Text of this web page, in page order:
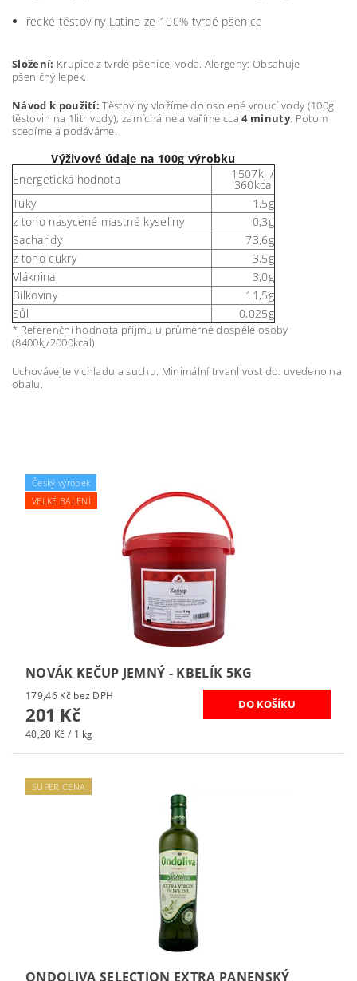
řecké těstoviny Latino ze 100% tvrdé pšenice
Složení: Krupice z tvrdé pšenice, voda. Alergeny: Obsahuje
pšeničný lepek.
Návod k použití: Těstoviny vložíme do osolené vroucí vody (100g
těstovin na 1litr vody), zamícháme a vaříme cca4 minuty. Potom
scedíme a podáváme.
Výživové údaje na 100g výrobku
Energetická hodnota
1507kJ /
360kcal
Tuky
1,5g
z toho nasycené mastné kyseliny
0,3g
Sacharidy
73,6g
z toho cukry
3,5g
Vláknina
3,0g
Bílkoviny
11,5g
Sůl
0,025g
* Referenční hodnota příjmu u průměrné dospělé osoby
(8400kJ/2000kcal)
Uchovávejte v chladu a suchu. Minimální trvanlivost do: uvedeno na
obalu.
Český výrobek
VELKÉ BALENÍ
NOVÁK KEČUP JEMNÝ - KBELÍK 5KG
179,46 Kč bez DPH
201 Kč
40,20 Kč / 1 kg
SUPER CENA
ONDOLIVA SELECTION EXTRA PANENSKÝ